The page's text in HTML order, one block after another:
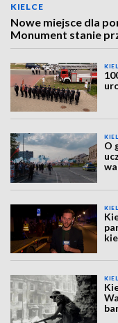
KIELCE
Nowe miejsce dla
Monument stanie
O